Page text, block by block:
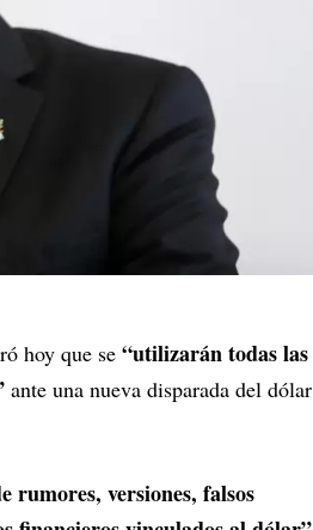
hoy que se “utilizarán todas las
ante una nueva disparada del dólar
rumores, versiones, falsos